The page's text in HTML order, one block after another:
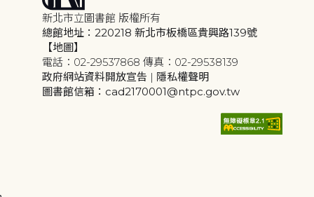
新北市立圖書館 版權所有
總館地址：220218 新北市板橋區貴興路139號
【地圖】
電話：02-29537868 傳真：02-29538139
政府網站資料開放宣告 | 隱私權聲明
圖書館信箱：cad2170001@ntpc.gov.tw